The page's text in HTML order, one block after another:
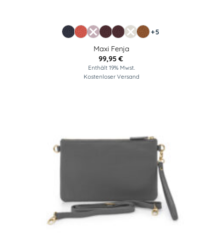
+5
Maxi Fenja
99,95 €
Enthält 19% Mwst.
Kostenloser Versand